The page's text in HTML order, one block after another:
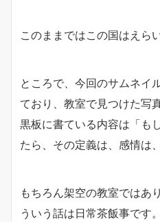
このままではこの国はえら
ところで、今回のサムネイ
ており、教室で見つけた写
黒板に書ている内容は「も
たら、その定義は、感情は
もちろん架空の教室ではあ
ういう話は日常茶飯事です。